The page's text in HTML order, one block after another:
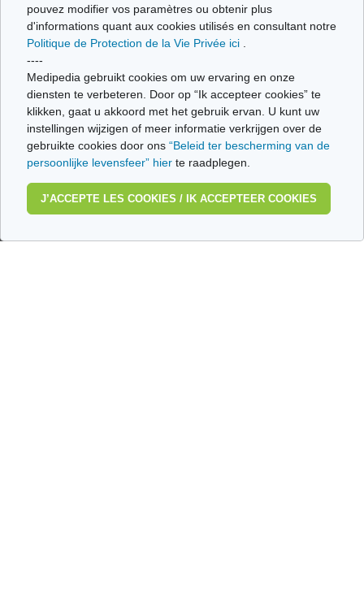
pouvez modifier vos paramètres ou obtenir plus
d'informations quant aux cookies utilisés en consultant notre
Politique de Protection de la Vie Privée ici
----
Medipedia gebruikt cookies om uw ervaring en onze
diensten te verbeteren. Door op “Ik accepteer cookies” te
klikken, gaat u akkoord met het gebruik ervan. U kunt uw
instellingen wijzigen of meer informatie verkrijgen over de
gebruikte cookies door ons “Beleid ter bescherming van de
persoonlijke levensfeer” hier te raadplegen.
J’ACCEPTE LES COOKIES / IK ACCEPTEER COOKIES
Association EuropaColon Prévention Entraide
Familial Adenomatous Polyposis Association (FAPA)
Le cancer de l’intestin
Fondation Registre du Cancer
Reliable Cancer Therapies (RCT)